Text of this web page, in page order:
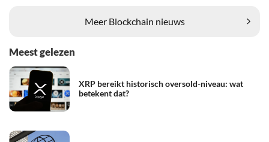
Meer Blockchain nieuws
Meest gelezen
XRP bereikt historisch oversold-niveau: wat
betekent dat?